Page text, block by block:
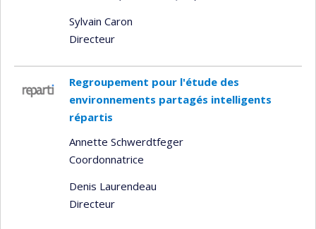
Sylvain Caron
Directeur
Regroupement pour l'étude des
environnements partagés intelligents
répartis
Annette Schwerdtfeger
Coordonnatrice
Denis Laurendeau
Directeur